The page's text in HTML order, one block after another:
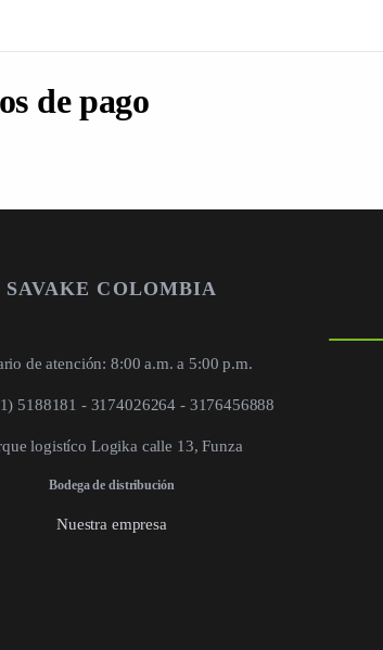
de pago
SAVAKE COLOMBIA
de atención: 8:00 a.m. a 5:00 p.m.
5188181 - 3174026264 - 3176456888
logistíco Logika calle 13, Funza
Bodega de distribución
Nuestra empresa